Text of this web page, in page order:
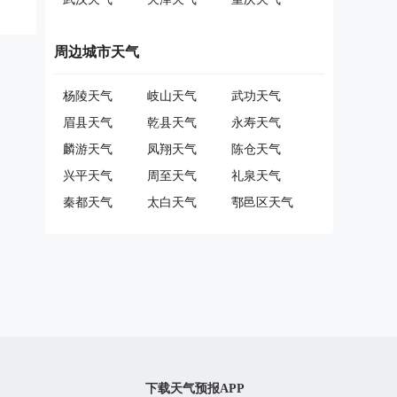
周边城市天气
杨陵天气 岐山天气
武功天气
眉县天气
乾县天气
永寿天气
麟游天气
凤翔天气
陈仓天气
兴平天气
周至天气
礼泉天气
秦都天气
太白天气 鄠邑区天气
下载天气预报APP